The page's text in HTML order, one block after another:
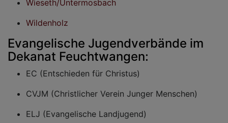
Wieseth/Untermosbach
Wildenholz
Evangelische Jugendverbände im
Dekanat Feuchtwangen:
EC (Entschieden für Christus)
CVJM (Christlicher Verein Junger Menschen)
ELJ (Evangelische Landjugend)